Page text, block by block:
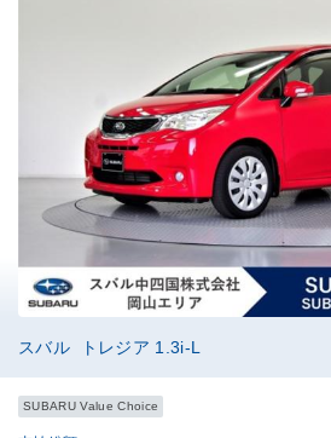
スバル トレジア 1.3i-L
SUBARU Value Choice